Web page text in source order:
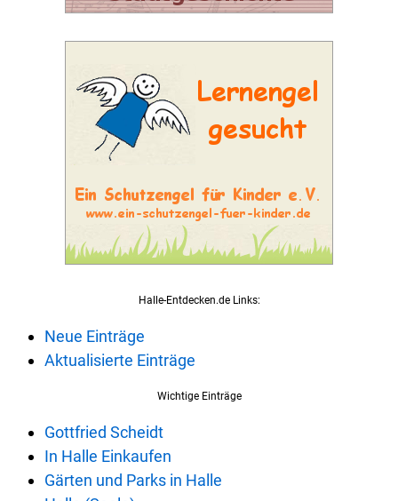
Halle-Entdecken.de Links:
Neue Einträge
Aktualisierte Einträge
Wichtige Einträge
Gottfried Scheidt
In Halle Einkaufen
Gärten und Parks in Halle